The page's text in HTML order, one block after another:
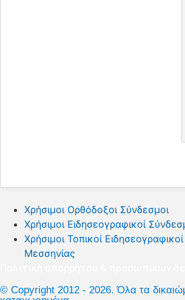
Χρήσιμοι Ορθόδοξοι Σύνδεσμοι
Χρήσιμοι Ειδησεογραφικοί
Χρήσιμοι Τοπικοί
Μεσσηνίας
© Copyright 2012 - 2026. Όλα τα